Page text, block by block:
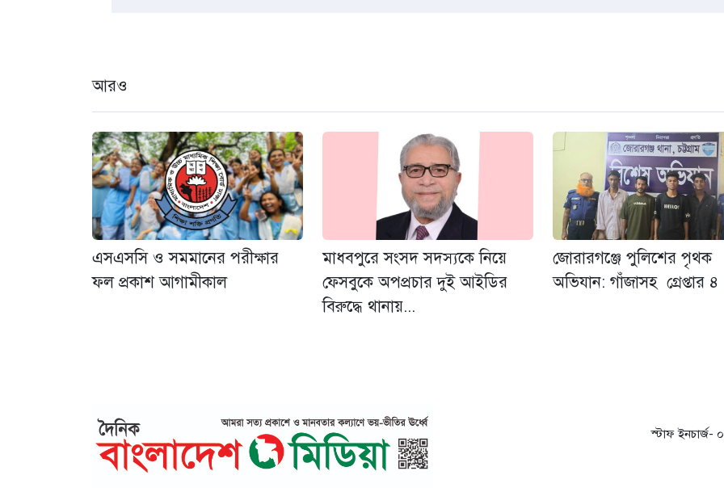
আরও
এসএসসি ও সমমানের পরীক্ষার
ফল প্রকাশ আগামীকাল
মাধবপুরে সংসদ সদস্যকে নিয়ে
ফেসবুকে অপপ্রচার দুই আইডির
বিরুদ্ধে থানায়...
জোরারগঞ্জে পুলিশের পৃথক
অভিযান: গাঁজাসহ গ্রেপ্তার ৪
স্টাফ ইনচার্জ-